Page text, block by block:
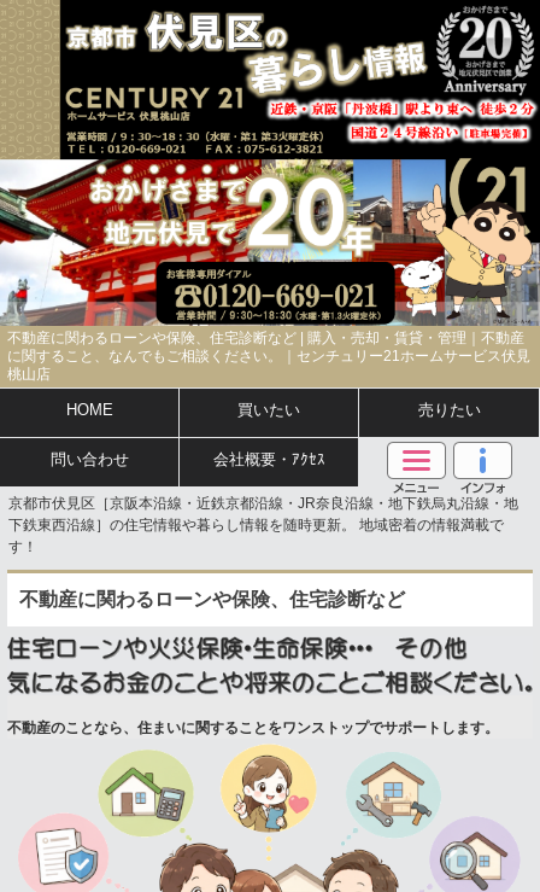
不動産に関わるローンや保険、住宅診断など | 購入・売却・賃貸・管理｜不動産
に関すること、なんでもご相談ください。｜センチュリー21ホームサービス伏見
桃山店
HOME 買いたい 売りたい
問い合わせ 会社概要・ｱｸｾｽ
京都市伏見区［京阪本沿線・近鉄京都沿線・JR奈良沿線・地下鉄烏丸沿線・地
下鉄東西沿線］の住宅情報や暮らし情報を随時更新。 地域密着の情報満載で
す！
不動産に関わるローンや保険、住宅診断など
不動産のことなら、住まいに関することをワンストップでサポートします。